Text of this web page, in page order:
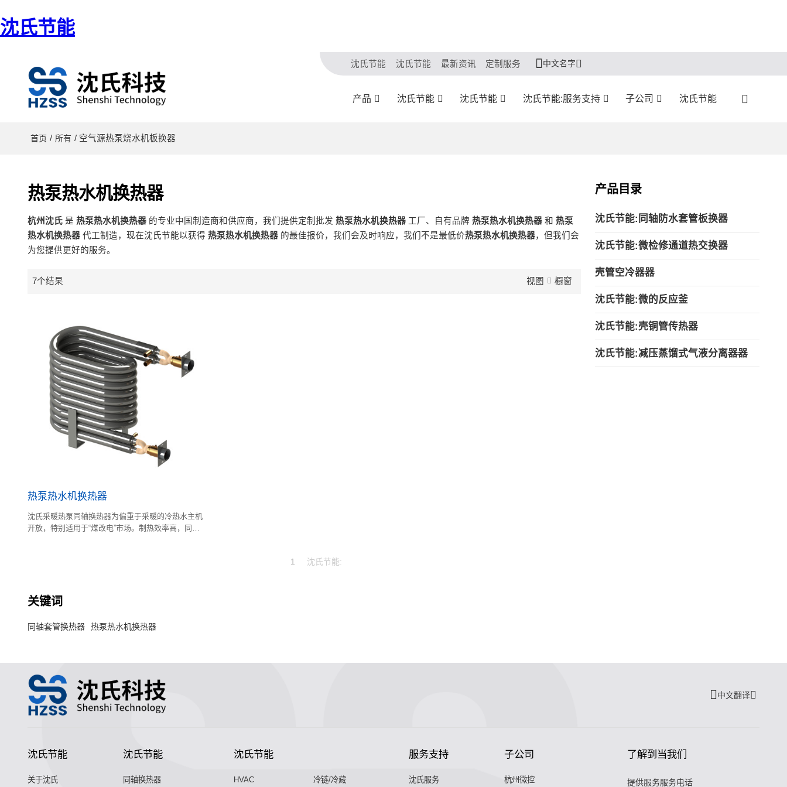
沈氏节能
沈氏节能 沈氏节能 最新资讯 定制服务 中文名字
产品 沈氏节能 沈氏节能 沈氏节能:服务支持 子公司 沈氏节能
首页 / 所有 / 空气源热泵烧水机板换器
热泵热水机换热器
杭州沈氏是 热泵热水机换热器的专业中国制造商和供应商，我们提供定制批发 热泵热水机换热器工厂、自有品牌 热泵热水机换热器和 热泵
热水机换热器代工制造，现在沈氏节能以获得 热泵热水机换热器的最佳报价，我们会及时响应，我们不是最低价热泵热水机换热器，但我们会
为您提供更好的服务。
7个结杲 视图 橱窗
热泵热水机换热器
沈氏采暖热泵同轴换热器为偏重于采暖的冷热水主机
开放，特别适用于“煤改电”市场。制热效率高，同时
1 沈氏节能:
关键词
同轴套管换热器 热泵热水机换热器
产品目录
沈氏节能:同轴防水套管板换器
沈氏节能:微检修通道热交换器
壳管空冷器器
沈氏节能:微的反应釜
沈氏节能:壳铜管传热器
沈氏节能:减压蒸馏式气液分离器器
中文翻译
沈氏节能
关于沈氏
沈氏节能
同轴换热器
沈氏节能
HVAC 冷链/冷藏
服务支持
沈氏服务
子公司
杭州微控
了解到当我们
提供服务服务电话